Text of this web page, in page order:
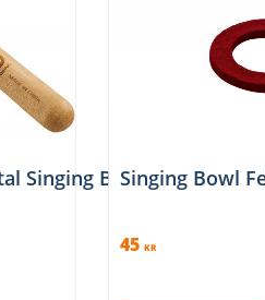
Singing Bowl Mallet -
Singing Bowl
45 KR